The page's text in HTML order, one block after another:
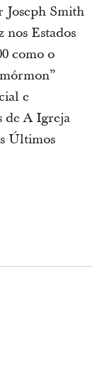
Smith
Estados
como o
e
de A Igreja
Últimos